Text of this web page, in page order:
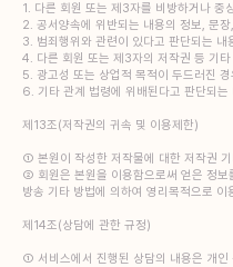
1. 다른 회원 또는 제3자를 비방하거나 중
2. 공서양속에 위반되는 내용의 정보, 문
3. 범죄행위와 관련이 있다고 판단되는 내
4. 다른 회원 또는 제3자의 저작권 등 기
5. 광고성 또는 상업적 목적이 두드러진 경
6. 기타 관계 법령에 위배된다고 판단되는
제13조(저작권의 귀속 및 이용제한)
① 본원이 작성한 저작물에 대한 저작권
② 회원은 본원을 이용함으로써 얻은 정보
방송 기타 방법에 의하여 영리목적으로
제14조(상담에 관한 규정)
① 서비스에서 진행된 상담의 내용은 개인